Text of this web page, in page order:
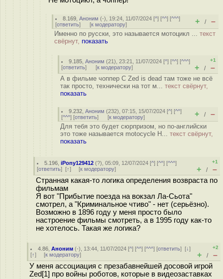
8.169 ,Аноним (-), 19:24, 11/07/2024 [^] [^^] [^^^]
[ответить] [к модератору] + / –
Именно по русски, это называется мотоцикл ... текст
свёрнут, показать
9.185 ,Аноним (21), 23:21, 11/07/2024 [^] [^^] [^^^]
[ответить] [к модератору]
+1
+ / –
А в фильме чоппер С Zed is dead там тоже не всё
так просто, технически на тот м... текст свёрнут,
показать
9.232 ,Аноним (232), 07:15, 15/07/2024 [^] [^^]
[^^^] [ответить] [к модератору] + / –
Для тебя это будет сюрпризом, но по-английски
это тоже называется motocycle Н... текст свёрнут,
показать
5.196 ,iPony129412 (?), 05:09, 12/07/2024 [^] [^^] [^^^]
[ответить] [↑] [к модератору]
+1
+ / –
Странная какая-то логика определения возвраста по
фильмам
Я вот "Прибытие поезда на вокзал Ла-Сьота"
смотрел, а "Криминальное чтиво" - нет (серьёзно).
Возможно в 1896 году у меня просто было
настроение фильмы смотреть, а в 1995 году как-то
не хотелось. Такая же логика?
4.86 ,Аноним (-), 13:44, 11/07/2024 [^] [^^] [^^^] [ответить][↓]
[↑] [к модератору]
+2
+ / –
У меня ассоциация с презабавнейшей досовой игрой
Zed[1] про войны роботов, которые в видеозаставках